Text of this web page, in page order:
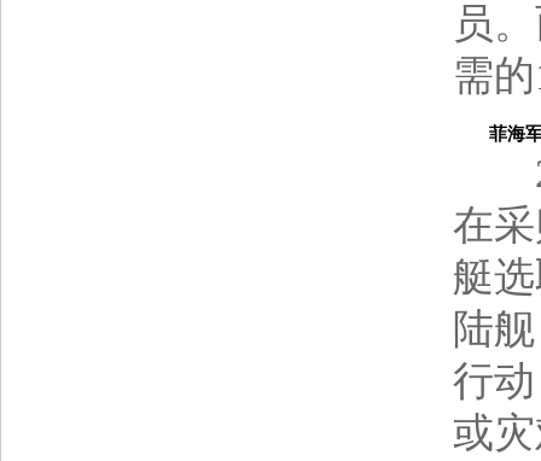
员
需
菲海军
在
艇
陆
行
或